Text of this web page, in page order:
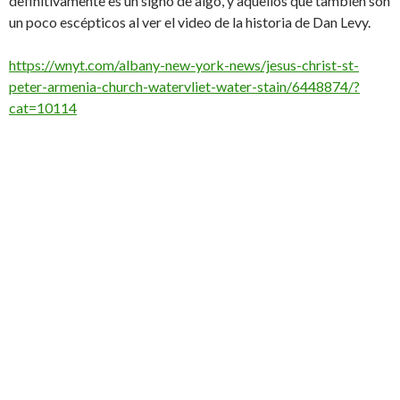
un poco escépticos al ver el video de la historia de Dan Levy.
https://wnyt.com/albany-new-york-news/jesus-christ-st-
peter-armenia-church-watervliet-water-stain/6448874/?
cat=10114